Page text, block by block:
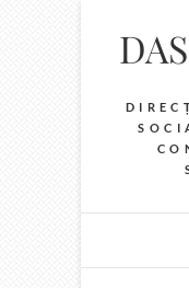
content